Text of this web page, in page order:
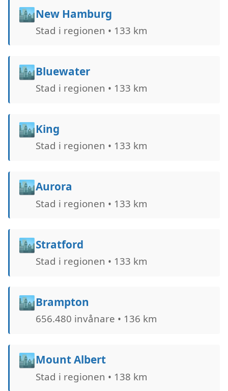
🏙️New Hamburg
Stad i regionen • 133 km
🏙️Bluewater
Stad i regionen • 133 km
🏙️King
Stad i regionen • 133 km
🏙️Aurora
Stad i regionen • 133 km
🏙️Stratford
Stad i regionen • 133 km
🏙️Brampton
656.480 invånare • 136 km
🏙️Mount Albert
Stad i regionen • 138 km